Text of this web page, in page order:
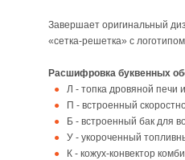
Завершает оригинальный
«сетка-решетка» с
Расшифровка буквенных
Л - топка дровяной печи
П - встроенный
Б - встроенный бак для
У - укороченный
К - кожух-конвектор